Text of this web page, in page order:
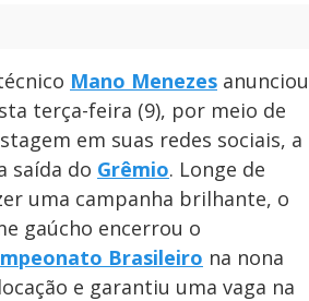
Mano Menezes anunciou
terça-feira (9), por meio de
em suas redes sociais, a
saída do Grêmio. Longe de
uma campanha brilhante, o
gaúcho encerrou o
Brasileiro na nona
e garantiu uma vaga na